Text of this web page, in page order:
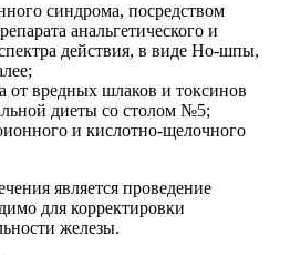
синдрома, посредством
анальгетического и
действия, в виде Но-шпы,
от вредных шлаков и токсинов
диеты со столом №5;
и кислотно-щелочного
является проведение
для корректировки
железы.